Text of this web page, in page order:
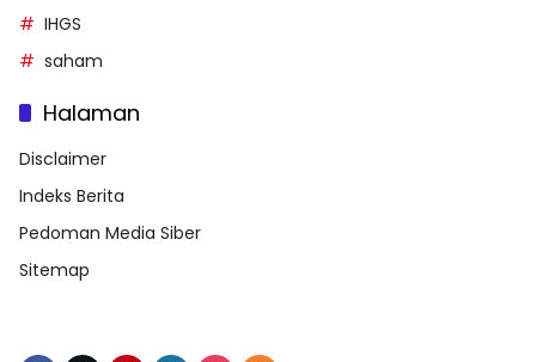
IHGS
saham
Halaman
Disclaimer
Indeks Berita
Pedoman Media Siber
Sitemap